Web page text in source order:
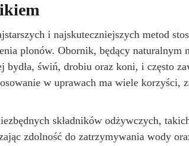
i najskuteczniejszych metod
plonów. Obornik, będący naturalnym
bydła, świń, drobiu oraz koni, i często
w uprawach ma wiele
składników odżywczych,
zdolność do zatrzymywania wody